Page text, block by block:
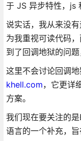
于 JS 异步特性，js
说实话，我从来没
为我重视可读代码
到了回调地狱的问题
这里不会讨论回调地
khell.com，它更详
方案。
我们现在要关注的
语言的一个补充，